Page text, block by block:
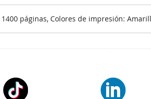
páginas, Colores de impresión: